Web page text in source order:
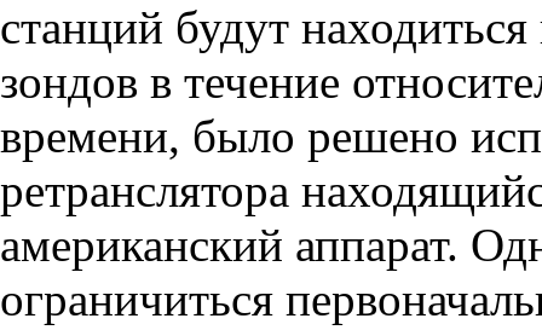
станций будут
зондов в течение
времени, было решено
ретранслятора
американский аппа­рат.
ограничиться